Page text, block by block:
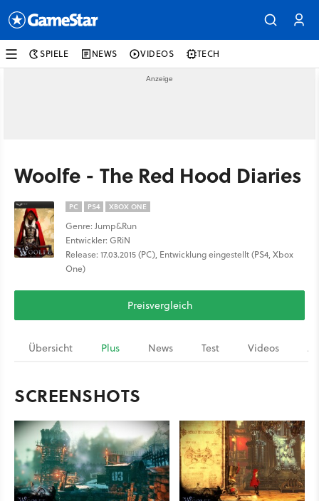
SPIELE NEWS VIDEOS TECH
Woolfe - The Red Hood Diaries
PC PS4 XBOX ONE
Genre: Jump&Run
Entwickler: GRiN
Release: 17.03.2015 (PC), Entwicklung eingestellt (PS4, Xbox
One)
Preisvergleich
Übersicht Plus News Test Videos
SCREENSHOTS